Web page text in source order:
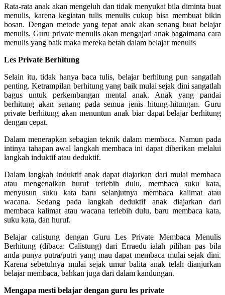
Rata-rata anak akan mengeluh dan tidak menyukai bila diminta buat
menulis, karena kegiatan tulis menulis cukup bisa membuat bikin
bosan. Dengan metode yang tepat anak akan senang buat belajar
menulis. Guru private menulis akan mengajari anak bagaimana cara
menulis yang baik maka mereka betah dalam belajar menulis
Les Private Berhitung
Selain itu, tidak hanya baca tulis, belajar berhitung pun sangatlah
penting. Ketrampilan berhitung yang baik mulai sejak dini sangatlah
bagus untuk perkembangan mental anak. Anak yang pandai
berhitung akan senang pada semua jenis hitung-hitungan. Guru
private berhitung akan menuntun anak biar dapat belajar berhitung
dengan cepat.
Dalam menerapkan sebagian teknik dalam membaca. Namun pada
intinya tahapan awal langkah membaca ini dapat diberikan melalui
langkah induktif atau deduktif.
Dalam langkah induktif anak dapat diajarkan dari mulai membaca
atau mengenalkan huruf terlebih dulu, membaca suku kata,
menyusun suku kata baru selanjutnya membaca kalimat atau
wacana. Sedang pada langkah deduktif anak diajarkan dari
membaca kalimat atau wacana terlebih dulu, baru membaca kata,
suku kata, dan huruf.
Belajar calistung dengan Guru Les Private Membaca Menulis
Berhitung (dibaca: Calistung) dari Erraedu ialah pilihan pas bila
anda punya putra/putri yang mau dapat membaca mulai sejak dini.
Karena sebetulnya mulai sejak umur balita anak telah dianjurkan
belajar membaca, bahkan juga dari dalam kandungan.
Mengapa mesti belajar dengan guru les private